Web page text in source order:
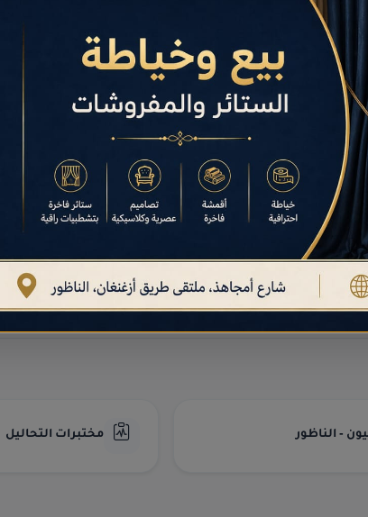
أطباء الطب العام في
- الناظور مختبرات التحاليل